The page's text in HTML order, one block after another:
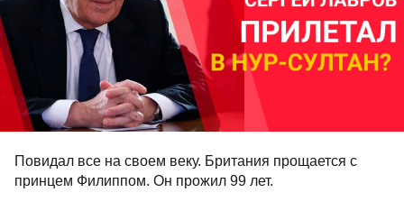
Повидал все на своем веку. Британия прощается с
принцем Филиппом. Он прожил 99 лет.